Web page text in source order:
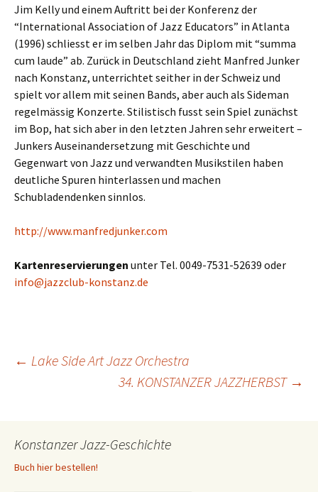
Jim Kelly und einem Auftritt bei der Konferenz der
“International Association of Jazz Educators” in Atlanta
(1996) schliesst er im selben Jahr das Diplom mit “summa
cum laude” ab. Zurück in Deutschland zieht Manfred Junker
nach Konstanz, unterrichtet seither in der Schweiz und
spielt vor allem mit seinen Bands, aber auch als Sideman
regelmässig Konzerte. Stilistisch fusst sein Spiel zunächst
im Bop, hat sich aber in den letzten Jahren sehr erweitert –
Junkers Auseinandersetzung mit Geschichte und
Gegenwart von Jazz und verwandten Musikstilen haben
deutliche Spuren hinterlassen und machen
Schubladendenken sinnlos.
http://www.manfredjunker.com
Kartenreservierungen unter Tel. 0049-7531-52639 oder
info@jazzclub-konstanz.de
Beitragsnavigation
← Lake Side Art Jazz Orchestra
34. KONSTANZER JAZZHERBST →
Konstanzer Jazz-Geschichte
Buch hier bestellen!